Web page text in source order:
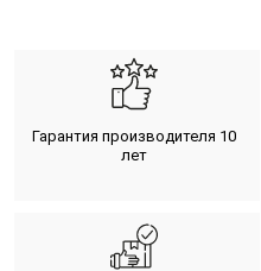
Гарантия производителя 10
лет